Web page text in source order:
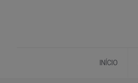
INÍCIO